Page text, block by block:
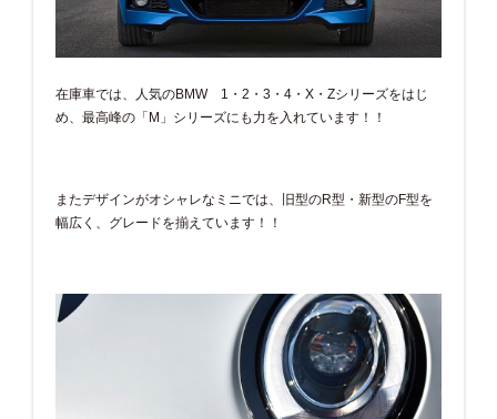
在庫車では、人気のBMW 1・2・3・4・X・Zシリーズをはじ
め、最高峰の「M」シリーズにも力を入れています！！
またデザインがオシャレなミニでは、旧型のR型・新型のF型を
幅広く、グレードを揃えています！！